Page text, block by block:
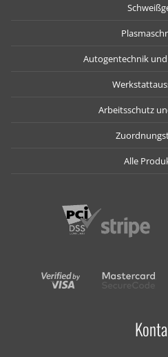
Autogentechnik
Arbeitsschutz
Alle